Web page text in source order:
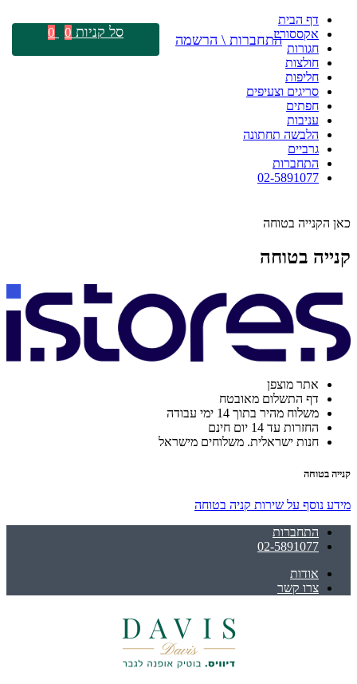
דף הבית
אקססוריז
חגורות
חולצות
חליפות
סריגים וצעיפים
חפתים
עניבות
הלבשה תחתונה
גרביים
התחברות
02-5891077
כאן הקנייה בטוחה
קנייה בטוחה
אתר מוצפן
דף התשלום מאובטח
משלוח מהיר בתוך 14 ימי עבודה
החזרות עד 14 יום חינם
חנות ישראלית. משלוחים מישראל
קנייה בטוחה
מידע נוסף על שירות קניה בטוחה
התחברות
02-5891077
אודות
צרו קשר
התחברות \ הרשמה סל קניות 0
0